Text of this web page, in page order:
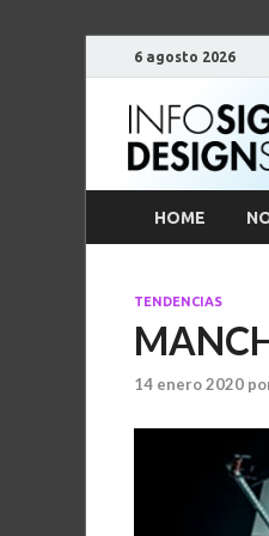
6 agosto 2026
HOME
TENDENCIAS
14 enero 2020